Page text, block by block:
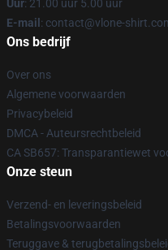
Uur: 21.00 uur 5.00 uur
E-mail : contact@vlone-
Ons bedrijf
Over ons
Algemene voorwaarden
Privacybeleid
DMCA - Auteursrechtbeleid
CA SB657: Transparantiewet
Onze steun
Verzend- en leveringsbeleid
Betalingsvoorwaarden
Teruggave &